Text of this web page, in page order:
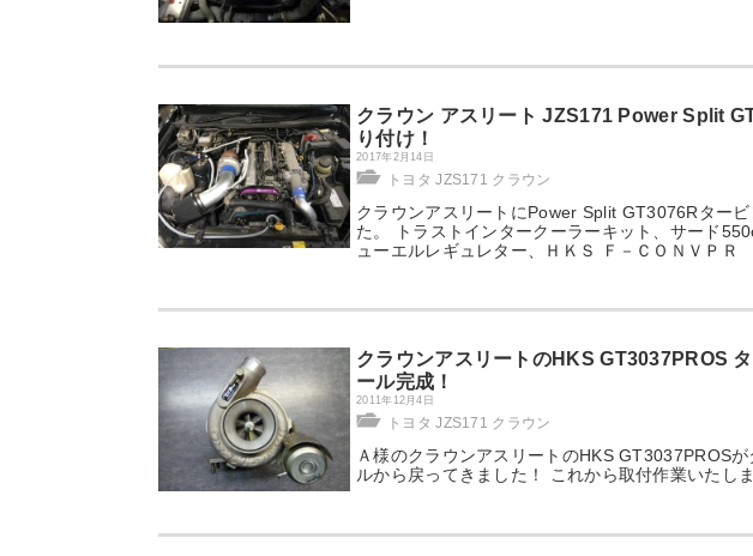
クラウン アスリート JZS171 Power Split
り付け！
2017年2月14日
トヨタ JZS171 クラウン
クラウンアスリートにPower Split GT3076Rター
た。 トラストインタークーラーキット、サード
ューエルレギュレター、ＨＫＳ Ｆ－ＣＯＮＶＰＲ
クラウンアスリートのHKS GT3037PROS
ール完成！
2011年12月4日
トヨタ JZS171 クラウン
Ａ様のクラウンアスリートのHKS GT3037PROS
ルから戻ってきました！ これから取付作業いたしま